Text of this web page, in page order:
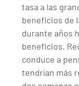
tasa a las
beneficios de
durante años
beneficios.
conduce a
tendrían más